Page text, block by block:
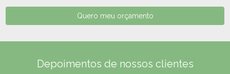
Quero meu orçamento
Depoimentos de nossos clientes